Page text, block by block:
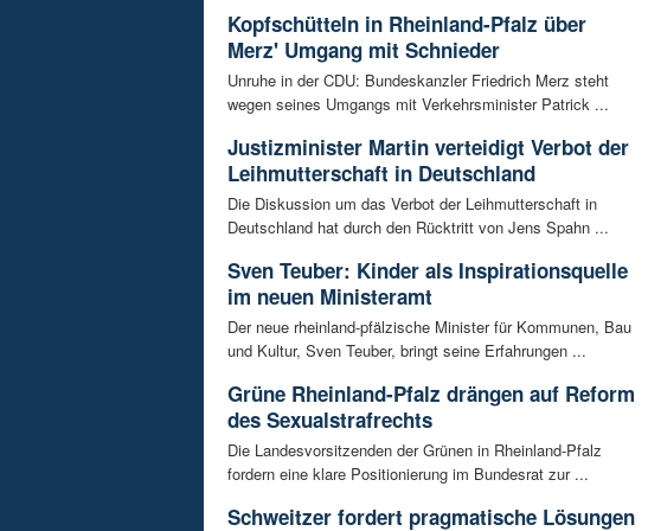
Kopfschütteln in Rheinland-Pfalz über
Merz' Umgang mit Schnieder
Unruhe in der CDU: Bundeskanzler Friedrich Merz steht
wegen seines Umgangs mit Verkehrsminister Patrick ...
Justizminister Martin verteidigt Verbot der
Leihmutterschaft in Deutschland
Die Diskussion um das Verbot der Leihmutterschaft in
Deutschland hat durch den Rücktritt von Jens Spahn ...
Sven Teuber: Kinder als Inspirationsquelle
im neuen Ministeramt
Der neue rheinland-pfälzische Minister für Kommunen, Bau
und Kultur, Sven Teuber, bringt seine Erfahrungen ...
Grüne Rheinland-Pfalz drängen auf Reform
des Sexualstrafrechts
Die Landesvorsitzenden der Grünen in Rheinland-Pfalz
fordern eine klare Positionierung im Bundesrat zur ...
Schweitzer fordert pragmatische Lösungen